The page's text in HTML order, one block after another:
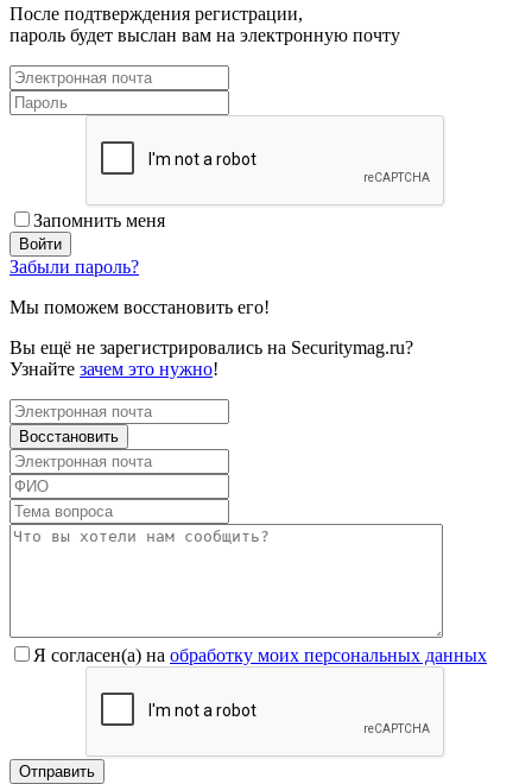
После подтверждения регистрации,
пароль будет выслан вам на электронную почту
Запомнить меня
Забыли пароль?
Мы поможем восстановить его!
Вы ещё не зарегистрировались на Securitymag.ru?
Узнайте зачем это нужно!
Я согласен(a) на обработку моих персональных данных